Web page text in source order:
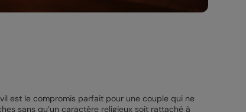
est le compromis parfait pour une couple qui ne
sans qu’un caractère religieux soit rattaché à